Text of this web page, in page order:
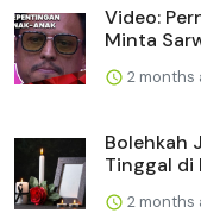
Video:
Minta
2 months
Bolehkah
Tinggal di
2 months